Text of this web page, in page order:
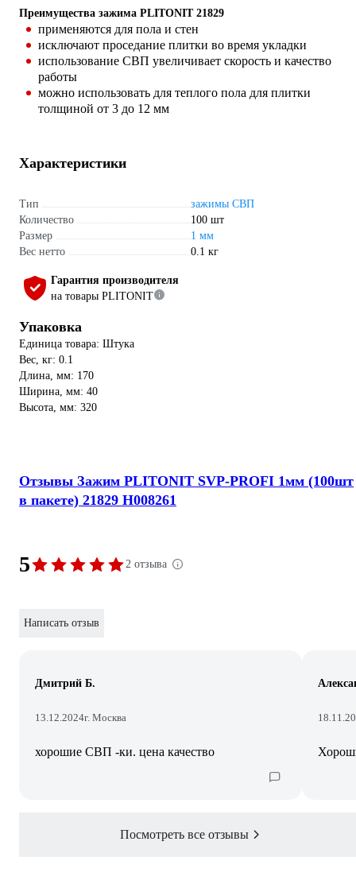
Преимущества зажима PLITONIT 21829
применяются для пола и стен
исключают проседание плитки во время укладки
использование СВП увеличивает скорость и качество
работы
можно использовать для теплого пола для плитки
толщиной от 3 до 12 мм
Характеристики
Тип
зажимы СВП
Количество
100 шт
Размер
1 мм
Вес нетто
0.1 кг
Гарантия производителя
на товары PLITONIT
Упаковка
Единица товара: Штука
Вес, кг: 0.1
Длина, мм: 170
Ширина, мм: 40
Высота, мм: 320
Отзывы Зажим PLITONIT SVP-PROFI 1мм (100шт
в пакете) 21829 Н008261
5 2 отзыва
Написать отзыв
Дмитрий Б.
13.12.2024г. Москва
хорошие СВП -ки. цена качество
Посмотреть все отзывы